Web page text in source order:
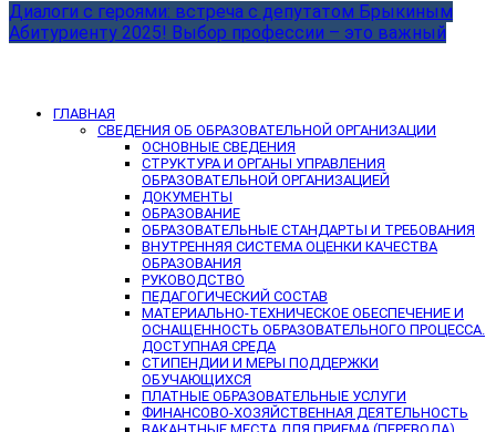
Диалоги с героями: встреча с депутатом Брыкиным
Абитуриенту 2025! Выбор профессии – это важный
ГЛАВНАЯ
СВЕДЕНИЯ ОБ ОБРАЗОВАТЕЛЬНОЙ ОРГАНИЗАЦИИ
ОСНОВНЫЕ СВЕДЕНИЯ
СТРУКТУРА И ОРГАНЫ УПРАВЛЕНИЯ
ОБРАЗОВАТЕЛЬНОЙ ОРГАНИЗАЦИЕЙ
ДОКУМЕНТЫ
ОБРАЗОВАНИЕ
ОБРАЗОВАТЕЛЬНЫЕ СТАНДАРТЫ И ТРЕБОВАНИЯ
ВНУТРЕННЯЯ СИСТЕМА ОЦЕНКИ КАЧЕСТВА
ОБРАЗОВАНИЯ
РУКОВОДСТВО
ПЕДАГОГИЧЕСКИЙ СОСТАВ
МАТЕРИАЛЬНО-ТЕХНИЧЕСКОЕ ОБЕСПЕЧЕНИЕ И
ОСНАЩЕННОСТЬ ОБРАЗОВАТЕЛЬНОГО ПРОЦЕССА.
ДОСТУПНАЯ СРЕДА
СТИПЕНДИИ И МЕРЫ ПОДДЕРЖКИ
ОБУЧАЮЩИХСЯ
ПЛАТНЫЕ ОБРАЗОВАТЕЛЬНЫЕ УСЛУГИ
ФИНАНСОВО-ХОЗЯЙСТВЕННАЯ ДЕЯТЕЛЬНОСТЬ